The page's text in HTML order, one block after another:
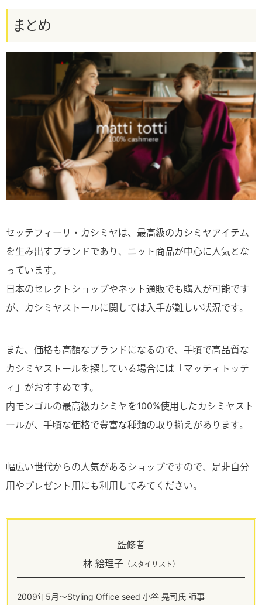
まとめ
セッテフィーリ・カシミヤは、最高級のカシミヤアイテム
を生み出すブランドであり、ニット商品が中心に人気とな
っています。
日本のセレクトショップやネット通販でも購入が可能です
が、カシミヤストールに関しては入手が難しい状況です。
また、価格も高額なブランドになるので、手頃で高品質な
カシミヤストールを探している場合には「マッティトッテ
ィ」がおすすめです。
内モンゴルの最高級カシミヤを100%使用したカシミヤスト
ールが、手頃な価格で豊富な種類の取り揃えがあります。
幅広い世代からの人気があるショップですので、是非自分
用やプレゼント用にも利用してみてください。
監修者
林 絵理子（スタイリスト）
2009年5月～Styling Office seed 小谷 晃司氏 師事